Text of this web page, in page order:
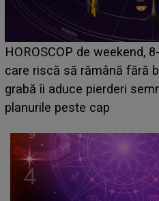
Zodia
luată în
toate
Emanuel a
acum! În fața
face o
sa: "I-am spus